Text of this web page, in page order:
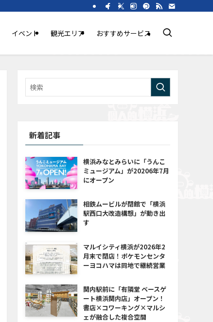
イベント 観光エリア おすすめサービス
新着記事
横浜みなとみらいに「うんこ
ミュージアム」が20206年7月
にオープン
相鉄ムービルが閉館で「横浜
駅西口大改造構想」が動き出
す
マルイシティ横浜が2026年2
月末で閉店！ポケモンセンタ
ーヨコハマは同地で継続営業
関内駅前に「有隣堂 ベースゲ
ート横浜関内店」オープン！
書店×コワーキング×マルシ
ェが融合した複合空間